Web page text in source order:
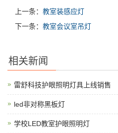
上一条： 教室装感应灯
下一条： 教室会议室吊灯
相关新闻
雷舒科技护眼照明灯具上线销售
led非对称黑板灯
学校LED教室护眼照明灯